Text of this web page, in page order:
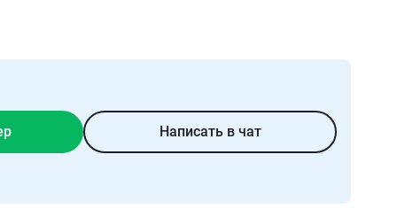
Написать в чат